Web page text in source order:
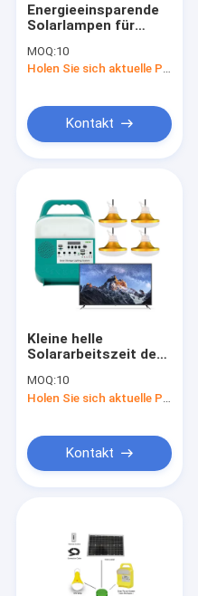
Produkte
Videos
Energieeinsparende
Solarlampen für
Arbeitszeit 6W*4pcs
MOQ:10
Holen Sie sich aktuelle Preis
Kontakt
Kleine helle
Solararbeitszeit der
beleuchtendes
kampierendes
MOQ:10
Kontakt